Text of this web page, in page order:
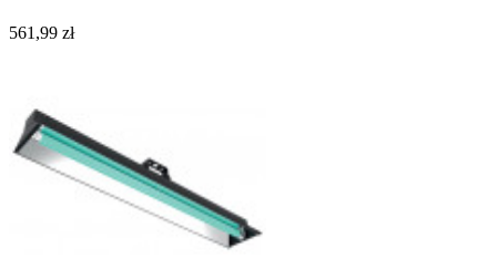
561,99 zł